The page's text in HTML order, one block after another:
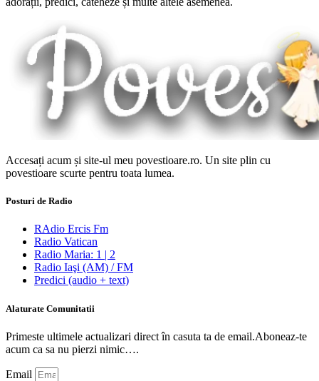
Accesați acum și site-ul meu povestioare.ro. Un site plin cu
povestioare scurte pentru toata lumea.
Posturi de Radio
RAdio Ercis Fm
Radio Vatican
Radio Maria: 1 | 2
Radio Iaşi (AM) / FM
Predici (audio + text)
Alaturate Comunitatii
Primeste ultimele actualizari direct în casuta ta de email.Aboneaz-te
acum ca sa nu pierzi nimic….
Email